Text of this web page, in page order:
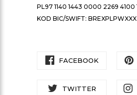
PL97 1140 1443 0000 2269 4100
KOD BIC/SWIFT: BREXPLPWXXX
FACEBOOK
TWITTER